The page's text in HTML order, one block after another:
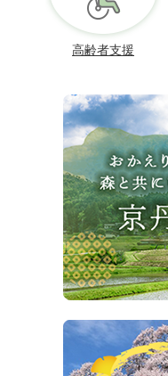
高齢者支援
お
か
え
り
な
さ
い、
森
と
共
に
き
町
京
波